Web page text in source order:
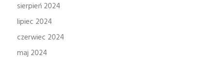
sierpień 2024
lipiec 2024
czerwiec 2024
maj 2024